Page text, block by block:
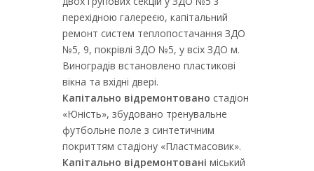
перехідною галереєю, капітальний
ремонт систем теплопостачання ЗДО
№5, 9, покрівлі ЗДО №5, у всіх ЗДО м.
Виноградів встановлено пластикові
вікна та вхідні двері.
Капітально відремонтовано стадіон
«Юність», збудовано тренувальне
футбольне поле з синтетичним
покриттям стадіону «Пластмасовик».
Капітально відремонтовані міський